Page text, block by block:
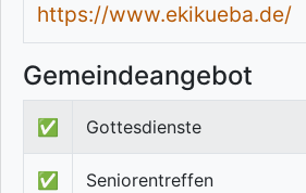
https://www.ekikueba.de/
Gemeindeangebot
✅ Gottesdienste
✅ Seniorentreffen